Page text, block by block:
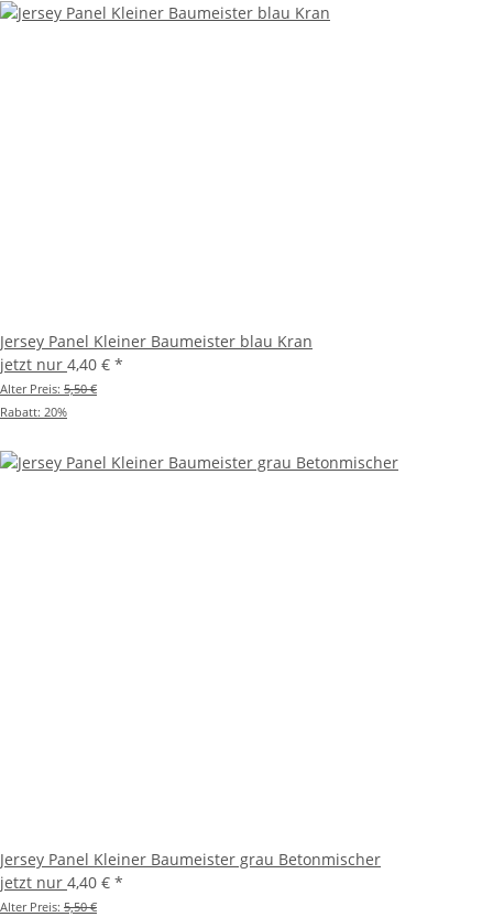
Jersey Panel Kleiner Baumeister blau Kran
jetzt nur 4,40 € *
Alter Preis: 5,50 €
Rabatt: 20%
Jersey Panel Kleiner Baumeister grau Betonmischer
jetzt nur 4,40 € *
Alter Preis: 5,50 €